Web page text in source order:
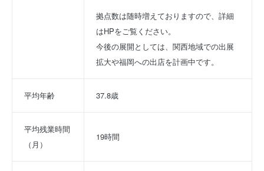
拠点数は随時増えておりますので、詳細
はHPをご覧ください。
今後の展開としては、関西地域での出展
拡大や福岡への出店を計画中です。
平均年齢 37.8歳
平均残業時間
（月）
19時間